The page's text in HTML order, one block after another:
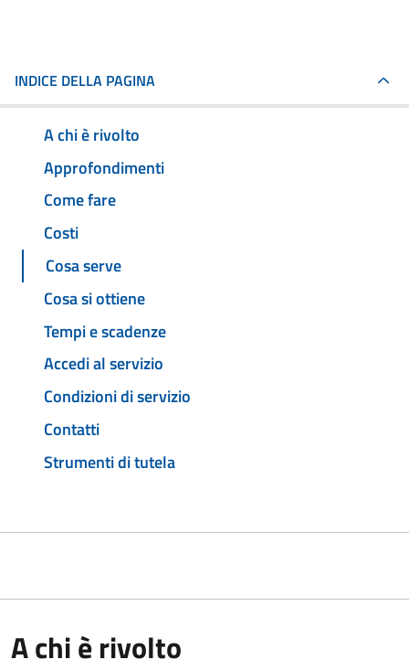
INDICE DELLA PAGINA
A chi è rivolto
Approfondimenti
Come fare
Costi
Cosa serve
Cosa si ottiene
Tempi e scadenze
Accedi al servizio
Condizioni di servizio
Contatti
Strumenti di tutela
A chi è rivolto